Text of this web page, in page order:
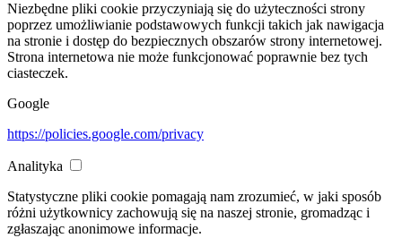
Niezbędne pliki cookie przyczyniają się do użyteczności strony
poprzez umożliwianie podstawowych funkcji takich jak nawigacja
na stronie i dostęp do bezpiecznych obszarów strony internetowej.
Strona internetowa nie może funkcjonować poprawnie bez tych
ciasteczek.
Google
https://policies.google.com/privacy
Analityka
Statystyczne pliki cookie pomagają nam zrozumieć, w jaki sposób
różni użytkownicy zachowują się na naszej stronie, gromadząc i
zgłaszając anonimowe informacje.